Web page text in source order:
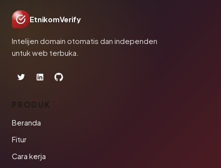
EtnikomVerify
Intelijen domain otomatis dan independen
untuk web terbuka.
PRODUK
Beranda
Fitur
Cara kerja